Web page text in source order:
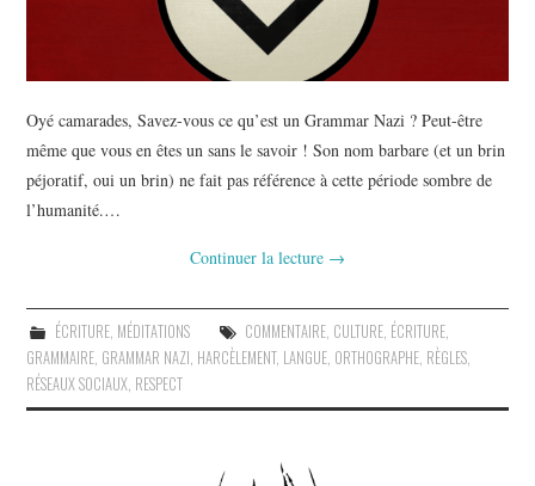
Oyé camarades, Savez-vous ce qu’est un Grammar Nazi ? Peut-être
même que vous en êtes un sans le savoir ! Son nom barbare (et un brin
péjoratif, oui un brin) ne fait pas référence à cette période sombre de
l’humanité.…
Continuer la lecture →
ÉCRITURE, MÉDITATIONS COMMENTAIRE, CULTURE, ÉCRITURE,
GRAMMAIRE, GRAMMAR NAZI, HARCÈLEMENT, LANGUE, ORTHOGRAPHE, RÈGLES,
RÉSEAUX SOCIAUX, RESPECT